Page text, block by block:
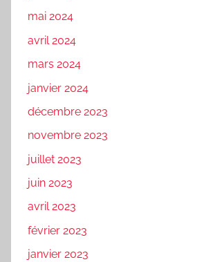
mai 2024
avril 2024
mars 2024
janvier 2024
décembre 2023
novembre 2023
juillet 2023
juin 2023
avril 2023
février 2023
janvier 2023